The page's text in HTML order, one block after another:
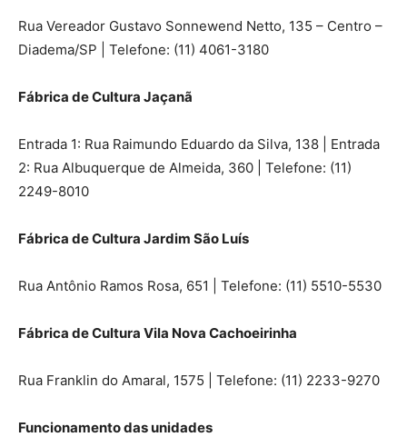
Rua Vereador Gustavo Sonnewend Netto, 135 – Centro –
Diadema/SP | Telefone: (11) 4061-3180
Fábrica de Cultura Jaçanã
Entrada 1: Rua Raimundo Eduardo da Silva, 138 | Entrada
2: Rua Albuquerque de Almeida, 360 | Telefone: (11)
2249-8010
Fábrica de Cultura Jardim São Luís
Rua Antônio Ramos Rosa, 651 | Telefone: (11) 5510-5530
Fábrica de Cultura Vila Nova Cachoeirinha
Rua Franklin do Amaral, 1575 | Telefone: (11) 2233-9270
Funcionamento das unidades